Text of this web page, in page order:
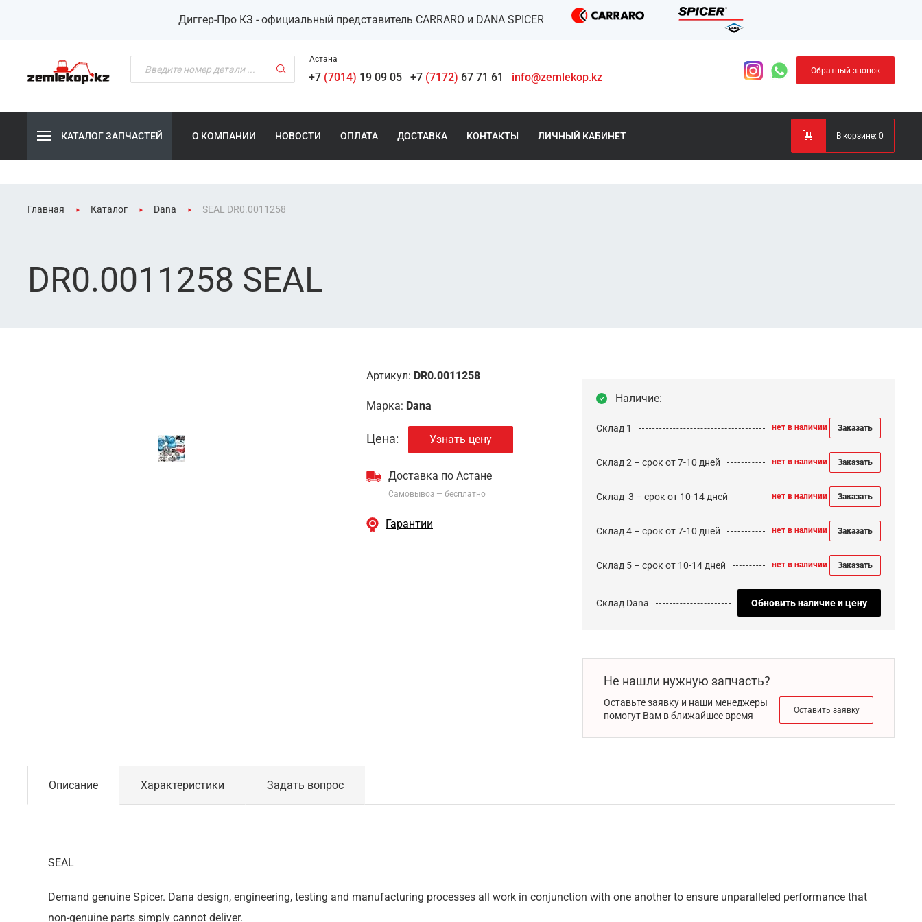
Диггер-Про КЗ - официальный представитель CARRARO и DANA SPICER
Астана
+7 (7014) 19 09 05 +7 (7172) 67 71 61 info@zemlekop.kz Обратный звонок
КАТАЛОГ ЗАПЧАСТЕЙ О КОМПАНИИ НОВОСТИ ОПЛАТА ДОСТАВКА КОНТАКТЫ ЛИЧНЫЙ КАБИНЕТ В корзине: 0
Главная Каталог Dana SEAL DR0.0011258
DR0.0011258 SEAL
Артикул: DR0.0011258
Марка: Dana
Цена: Узнать цену
Доставка по Астане
Самовывоз — бесплатно
Гарантии
Наличие:
Склад 1 нет в наличии Заказать
Склад 2 – срок от 7-10 дней нет в наличии Заказать
Cклад 3 – срок от 10-14 дней нет в наличии Заказать
Склад 4 – срок от 7-10 дней нет в наличии Заказать
Склад 5 – срок от 10-14 дней нет в наличии Заказать
Склад Dana Обновить наличие и цену
Не нашли нужную запчасть?
Оставьте заявку и наши менеджеры
помогут Вам в ближайшее время
Оставить заявку
Описание Характеристики Задать вопрос
SEAL
Demand genuine Spicer. Dana design, engineering, testing and manufacturing processes all work in conjunction with one another to ensure unparalleled performance that
non-genuine parts simply cannot deliver.